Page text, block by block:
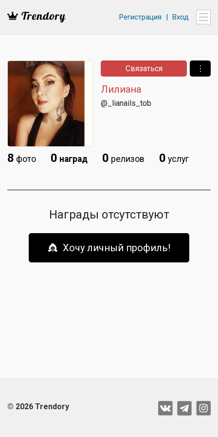
Регистрация | Вход
@_lianails_tob
Лилиана
Связаться ⋮
8 фото 0 наград 0 релизов 0 услуг
Награды отсутствуют
👸 Хочу личный профиль!
© 2026 Trendory